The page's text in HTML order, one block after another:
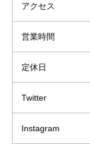
アクセス
営業時間
定休日
Twitter
Instagram